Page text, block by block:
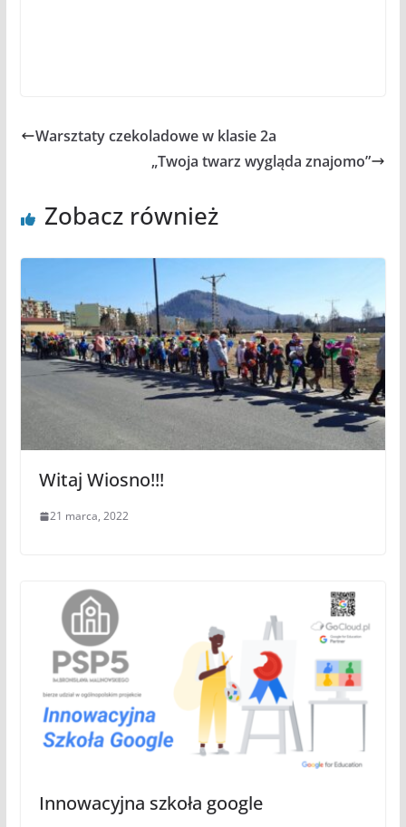
Warsztaty czekoladowe w klasie 2a
„Twoja twarz wygląda znajomo”
Zobacz również
Witaj Wiosno!!!
21 marca, 2022
Innowacyjna szkoła google